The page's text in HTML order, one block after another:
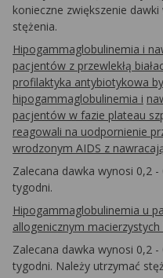
konieczne zwiększenie
stężenia.
Hipogammaglobulinemia i
pacjentów z przewlekłą
profilaktyka antybiotykowa
hipogammaglobulinemia i
pacjentów w fazie plateau
reagowali na uodpornienie
wrodzonym AIDS z
Zalecana dawka wynosi 0,2
tygodni.
Hipogammaglobulinemia u
allogenicznym
Zalecana dawka wynosi 0,2
tygodni. Należy utrzymać